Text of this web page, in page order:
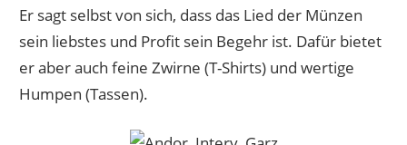
Er sagt selbst von sich, dass das Lied der Münzen
sein liebstes und Profit sein Begehr ist. Dafür bietet
er aber auch feine Zwirne (T-Shirts) und wertige
Humpen (Tassen).